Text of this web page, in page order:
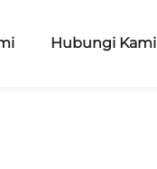
Hubungi Kami